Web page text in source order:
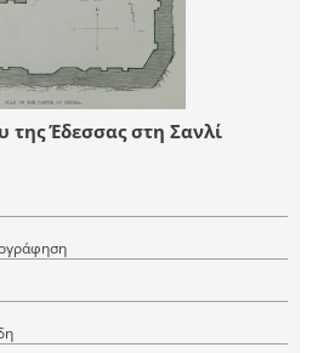
Έδεσσας στη Σανλί